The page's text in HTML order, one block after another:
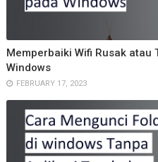
Memperbaiki Wifi Rusak atau
Windows
FEBRUARY 17, 2023